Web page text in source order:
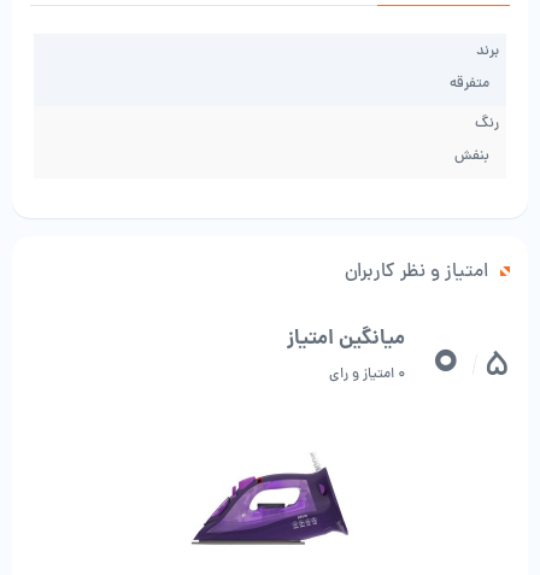
کمی عقب تر از سوراخ یک اهرم برای تغییر درجه شدت منبع بخار وجود دارد.
بالای اهرم، دکمه های اسپری آب و تقویت بخار به طور معمول قرار دارند.
برند
متفرقه
رنگ
بنفش
امتیاز و نظر کاربران
5
0 میانگین امتیاز
0 امتیاز و رای